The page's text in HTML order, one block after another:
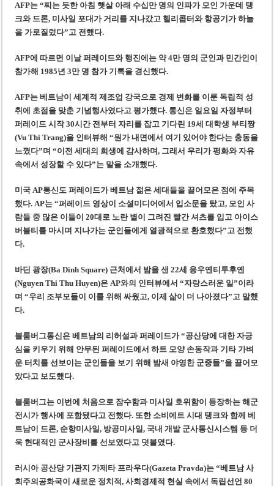
AFP는 “찌는 듯한 아침 햇살 아래 수십만 명의 인파가 모인 가운데 탱
크와 드론, 미사일 포대가 거리를 지나갔고 헬리콥터와 항공기가 하늘
을 가로질렀다”고 전했다.
AFP에 따르면 이날 퍼레이드와 행진에는 약 4만 명의 군인과 민간인이
참가해 1985년 3만 명 참가 기록을 경신했다.
AFP는 베트남이 세계적 제조업 강국으로 경제 변화를 이룬 독립적 성
취에 초점을 맞춘 기념행사였다고 평가했다. 통신은 일요일 자정부터
퍼레이드 시작 30시간 전부터 자리를 잡고 기다린 19세 대학생 부티짱
(Vu Thi Trang)을 인터뷰해 “뭔가 내면에서 여기 있어야 한다는 충동을
느꼈다”며 “이전 세대의 희생에 감사하며, 그래서 우리가 평화와 자유
속에서 성장할 수 있다”는 말을 소개했다.
미국 AP통신도 퍼레이드가 베트남 젊은 세대들을 끌어모은 점에 주목
했다. AP는 “퍼레이드 영상이 소셜미디어에서 입소문을 탔고, 모인 사
람들 중 많은 이들이 20대로 노란 별이 그려진 빨간 셔츠를 입고 아이스
버블티를 마시며 지나가는 군인들에게 열광적으로 환호했다”고 전했
다.
바딘 광장(Ba Dinh Square) 근처에서 밤을 샌 22세 응우옌티투후옌
(Nguyen Thi Thu Huyen)은 AP와의 인터뷰에서 “자랑스러운 일”이라
며 “우리 조부모들이 이를 위해 싸웠고, 이제 삶이 더 나아졌다”고 말했
다.
블룸버그통신은 베트남의 리허설과 퍼레이드가 “공산당에 대한 자긍
심을 키우기 위해 안무된 퍼레이드에서 하트 모양 손동작과 기타 가벼
운 터치를 선보이는 군인들을 보기 위해 밤새 야영한 군중들”을 끌어모
았다고 보도했다.
블룸버그는 이번에 처음으로 잠수함과 미사일 호위함이 등장하는 해군
전시가 행사에 포함됐다고 전했다. 또한 소비에트 시대 탱크와 함께 베
트남이 드론, 순항미사일, 방공미사일, 국내 개발 군사통신시스템 등 더
욱 현대적인 군사장비를 선보였다고 덧붙였다.
러시아 공산당 기관지 가제타 프라우다(Gazeta Pravda)는 “베트남 사
회주의공화국이 새로운 정치적, 사회경제적 현실 속에서 독립선언 80